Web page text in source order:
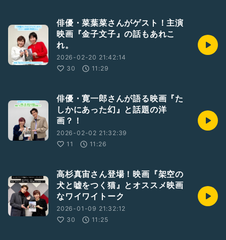
俳優・菜葉菜さんがゲスト！主演
映画『金子文子』の話もあれこ
れ。
2026-02-20 21:42:14
30
11:29
俳優・寛一郎さんが語る映画『た
しかにあった幻』と話題の洋
画？！
2026-02-02 21:32:39
11
11:26
高杉真宙さん登場！映画『架空の
犬と嘘をつく猫』とオススメ映画
なワイワイトーク
2026-01-09 21:32:12
30
11:25